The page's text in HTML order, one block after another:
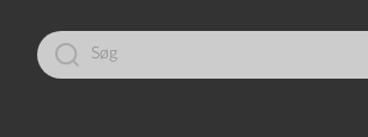
Led
efter: